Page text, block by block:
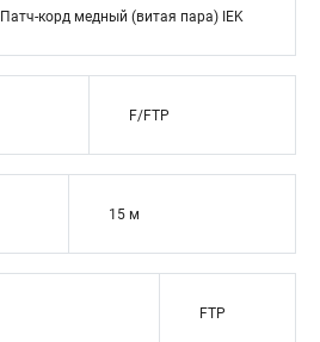
Патч-корд медный (витая пара) IEK
F/FTP
15 м
FTP